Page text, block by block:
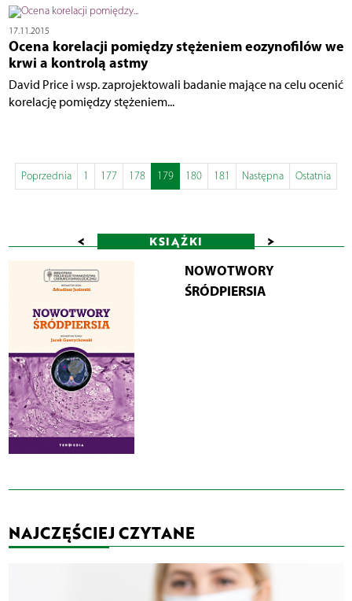
17.11.2015
Ocena korelacji pomiędzy stężeniem eozynofilów we
krwi a kontrolą astmy
David Price i wsp. zaprojektowali badanie mające na celu ocenić
korelację pomiędzy stężeniem...
Poprzednia 1 177 178 179 180 181 Następna Ostatnia
< KSIĄŻKI >
NOWOTWORY
ŚRÓDPIERSIA
NAJCZĘŚCIEJ CZYTANE